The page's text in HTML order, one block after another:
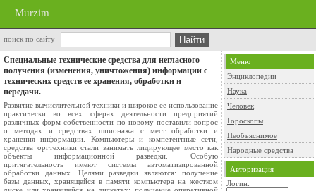
Murzim
поиск по сайту
Специальные технические средства для негласного
получения (изменения, уничтожения) информации с
технических средств ее хранения, обработки и
передачи.
Развитие вычислительной техники и широкое ее использование
практически во всех сферах деятельности предприятий
различных форм собственности по новому поставили вопрос
о методах и средствах шпионажа с мест обработки и
хранения информации. Компьютеры и компетентные сети,
средства оргтехники стали занимать лидирующее место как
объекты информационной разведки. Особую
притягательность имеют системы автоматизированной
обработки данных. Целями разведки являются: получение
базы данных, хранящейся в памяти компьютера на жестком
Меню
Энциклопедии
Наука
Человек
Гороскопы
Необъяснимое
Народные средства
Авторизация
Логин: